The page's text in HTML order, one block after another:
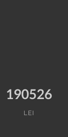
190526
LEI